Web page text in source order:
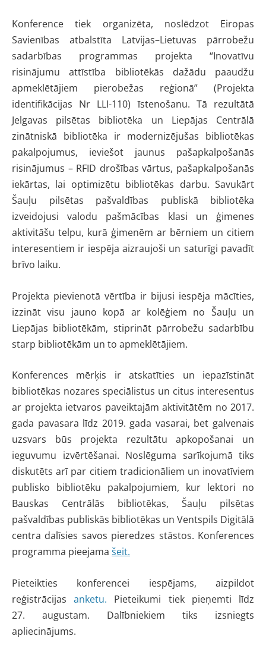
Konference tiek organizēta, noslēdzot Eiropas
Savienības atbalstīta Latvijas–Lietuvas pārrobežu
sadarbības programmas projekta “Inovatīvu
risinājumu attīstība bibliotēkās dažādu paaudžu
apmeklētājiem pierobežas reģionā” (Projekta
identifikācijas Nr LLI-110) īstenošanu. Tā rezultātā
Jelgavas pilsētas bibliotēka un Liepājas Centrālā
zinātniskā bibliotēka ir modernizējušas bibliotēkas
pakalpojumus, ieviešot jaunus pašapkalpošanās
risinājumus – RFID drošības vārtus, pašapkalpošanās
iekārtas, lai optimizētu bibliotēkas darbu. Savukārt
Šauļu pilsētas pašvaldības publiskā bibliotēka
izveidojusi valodu pašmācības klasi un ģimenes
aktivitāšu telpu, kurā ģimenēm ar bērniem un citiem
interesentiem ir iespēja aizraujoši un saturīgi pavadīt
brīvo laiku.
Projekta pievienotā vērtība ir bijusi iespēja mācīties,
izzināt visu jauno kopā ar kolēģiem no Šauļu un
Liepājas bibliotēkām, stiprināt pārrobežu sadarbību
starp bibliotēkām un to apmeklētājiem.
Konferences mērķis ir atskatīties un iepazīstināt
bibliotēkas nozares speciālistus un citus interesentus
ar projekta ietvaros paveiktajām aktivitātēm no 2017.
gada pavasara līdz 2019. gada vasarai, bet galvenais
uzsvars būs projekta rezultātu apkopošanai un
ieguvumu izvērtēšanai. Noslēguma sarīkojumā tiks
diskutēts arī par citiem tradicionāliem un inovatīviem
publisko bibliotēku pakalpojumiem, kur lektori no
Bauskas Centrālās bibliotēkas, Šauļu pilsētas
pašvaldības publiskās bibliotēkas un Ventspils Digitālā
centra dalīsies savos pieredzes stāstos. Konferences
programma pieejama šeit.
Pieteikties konferencei iespējams, aizpildot
reģistrācijasanketu. Pieteikumi tiek pieņemti līdz
27. augustam. Dalībniekiem tiks izsniegts
apliecinājums.